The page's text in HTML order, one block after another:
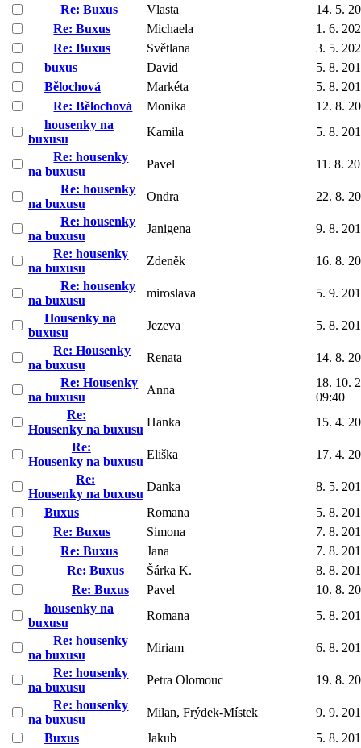
Re: Buxus
Vlasta
14. 5.
Re: Buxus
Michaela
1. 6.
Re: Buxus
Světlana
3. 5.
buxus
David
5. 8.
Bělochová
Markéta
5. 8.
Re: Bělochová
Monika
12. 8.
housenky na
buxusu
Kamila
5. 8.
Re: housenky
na buxusu
Pavel
11. 8.
Re: housenky
na buxusu
Ondra
22. 8.
Re: housenky
na buxusu
Janigena
9. 8.
Re: housenky
na buxusu
Zdeněk
16. 8.
Re: housenky
na buxusu
miroslava
5. 9.
Housenky na
buxusu
Jezeva
5. 8.
Re: Housenky
na buxusu
Renata
14. 8.
Re: Housenky
na buxusu
Anna
18. 10.
09:40
Re:
Housenky na buxusu
Hanka
15. 4.
Re:
Housenky na buxusu
Eliška
17. 4.
Re:
Housenky na buxusu
Danka
8. 5.
Buxus
Romana
5. 8.
Re: Buxus
Simona
7. 8.
Re: Buxus
Jana
7. 8.
Re: Buxus
Šárka K.
8. 8.
Re: Buxus
Pavel
10. 8.
housenky na
buxusu
Romana
5. 8.
Re: housenky
na buxusu
Miriam
6. 8.
Re: housenky
na buxusu
Petra Olomouc
19. 8.
Re: housenky
na buxusu
Milan, Frýdek-Místek
9. 9.
Buxus
Jakub
5. 8.